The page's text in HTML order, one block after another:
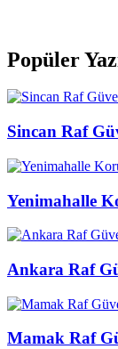
Popüler
Sincan Raf
Yenimahalle
Ankara Raf
Mamak Raf